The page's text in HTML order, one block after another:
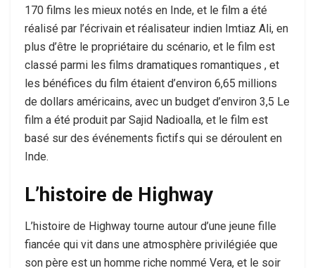
170 films les mieux notés en Inde, et le film a été
réalisé par l’écrivain et réalisateur indien Imtiaz Ali, en
plus d’être le propriétaire du scénario, et le film est
classé parmi les films dramatiques romantiques , et
les bénéfices du film étaient d’environ 6,65 millions
de dollars américains, avec un budget d’environ 3,5 Le
film a été produit par Sajid Nadioalla, et le film est
basé sur des événements fictifs qui se déroulent en
Inde.
L’histoire de Highway
L’histoire de Highway tourne autour d’une jeune fille
fiancée qui vit dans une atmosphère privilégiée que
son père est un homme riche nommé Vera, et le soir